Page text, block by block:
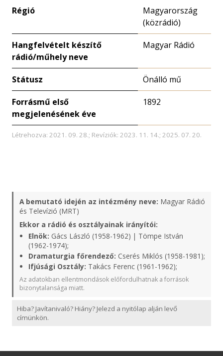
Régió
Magyarország
(közrádió)
Hangfelvételt készítő
rádió/műhely neve
Magyar Rádió
Státusz Önálló mű
Forrásmű első
megjelenésének éve
1892
Létrehozva: 2021. 09. 28.; Revíziók: 2023. 11. 14.; 2025. 07. 20.
A bemutató idején az intézmény neve: Magyar Rádió
és Televízió (MRT)
Ekkor a rádió és osztályainak irányítói:
Elnök: Gács László (1958-1962) | Tömpe István
(1962-1974);
Dramaturgia főrendező: Cserés Miklós (1958-1981);
Ifjúsági Osztály: Takács Ferenc (1961-1962);
Az adatokban ellentmondások előfordulhatnak a források
bizonytalansága miatt.
Hiba? Javítanivaló? Hiány? Jelezd a nyitólap alján levő
címünkön.